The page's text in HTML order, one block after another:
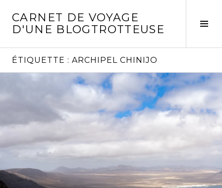
contenu
CARNET DE VOYAGE
D'UNE BLOGTROTTEUSE
ÉTIQUETTE : ARCHIPEL CHINIJO